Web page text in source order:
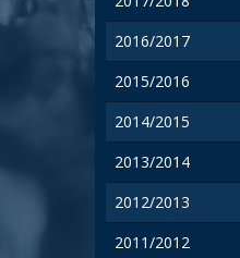
2016/2017
2015/2016
2014/2015
2013/2014
2012/2013
2011/2012